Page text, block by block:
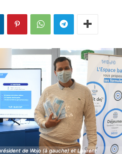
de Wojo (à gauche) et Laurent
de Wojo (à gauche) et Laurent